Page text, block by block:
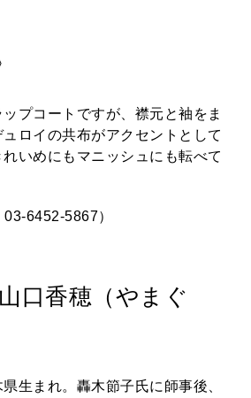
プコートですが、襟元と袖をま
ロイの共布がアクセントとして
いめにもマニッシュにも転べて
6452-5867）
口香穂（やまぐ
生まれ。轟木節子氏に師事後、